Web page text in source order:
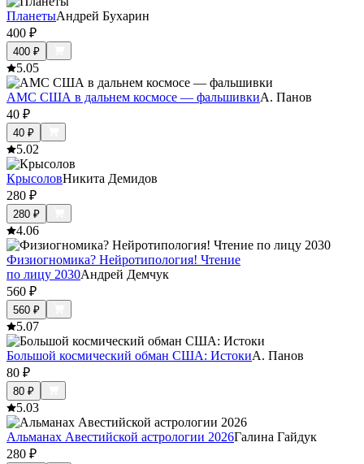
ПланетыАндрей Бухарин
400 ₽
400 ₽
5.05
АМС США в дальнем космосе — фальшивкиА. Панов
40 ₽
40 ₽
5.02
КрысоловНикита Демидов
280 ₽
280 ₽
4.06
Физиогномика? Нейротипология! Чтение
по лицу 2030Андрей Демчук
560 ₽
560 ₽
5.07
Большой космический обман США: ИстокиА. Панов
80 ₽
80 ₽
5.03
Альманах Авестийской астрологии 2026Галина Гайдук
280 ₽